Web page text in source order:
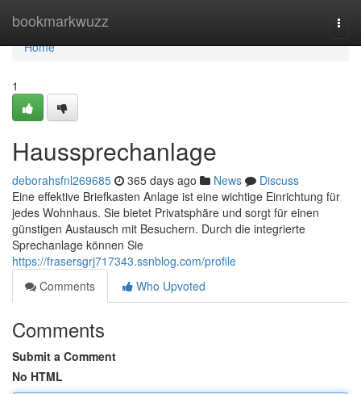
bookmarkwuzz
Home
Home
1
Haussprechanlage
deborahsfnl269685 365 days ago News
Discuss
Eine effektive Briefkasten Anlage ist eine wichtige Einrichtung für
jedes Wohnhaus. Sie bietet Privatsphäre und sorgt für einen
günstigen Austausch mit Besuchern. Durch die integrierte
Sprechanlage können Sie
https://frasersgrj717343.ssnblog.com/profile
Comments
Who Upvoted
Comments
Submit a Comment
No HTML